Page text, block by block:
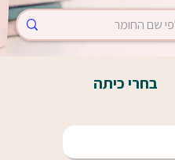
בחרי כיתה